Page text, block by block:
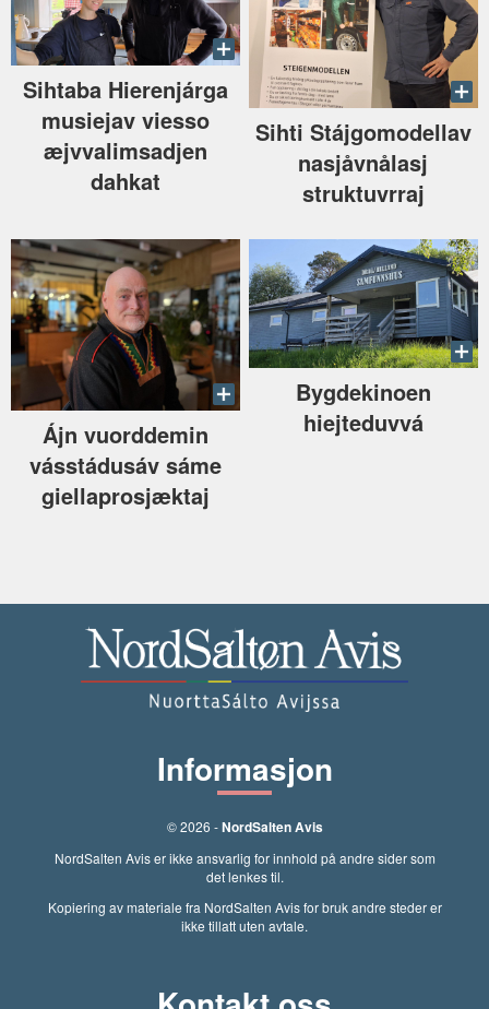
Sihtaba Hierenjárga
musiejav viesso
æjvvalimsadjen
dahkat
Sihti Stájgomodellav
nasjåvnålasj
struktuvrraj
Ájn vuorddemin
vásstádusáv sáme
giellaprosjæktaj
Bygdekinoen
hiejteduvvá
Informasjon
© 2026 -NordSalten Avis
NordSalten Avis er ikke ansvarlig for innhold på andre sider som
det lenkes til.
Kopiering av materiale fra NordSalten Avis for bruk andre steder er
ikke tillatt uten avtale.